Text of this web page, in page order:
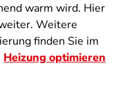
warm wird. Hier
Weitere
finden Sie im
Heizung optimieren